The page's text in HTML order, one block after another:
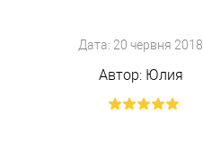
Дата: 20 червня 2018
Автор:Юлия